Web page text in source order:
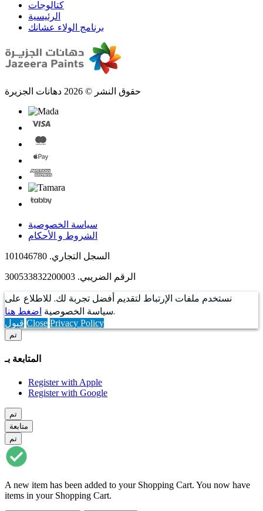
الرئيسية
برنامج الولاء عشانك
حقوق النشر © 2026 دهانات الجزيرة
سياسة الخصوصية
الشروط و الأحكام
السجل التجاري. 101046780
الرقم الضريبي. 300533832200003
نستخدم ملفات الإرتباط لتقديم أفضل تجربة لك. للاطلاع على
سياسة الخصوصية اضغط هنا .
قبول Close Privacy Policy
تم
المتابعة بـ
Register with Apple
Register with Google
تم
متابعة
تم
A new item has been added to your Shopping Cart. You now have
items in your Shopping Cart.